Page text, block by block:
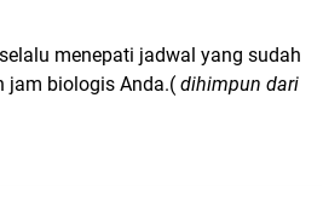
menepati jadwal yang sudah
jam biologis Anda.( dihimpun dari